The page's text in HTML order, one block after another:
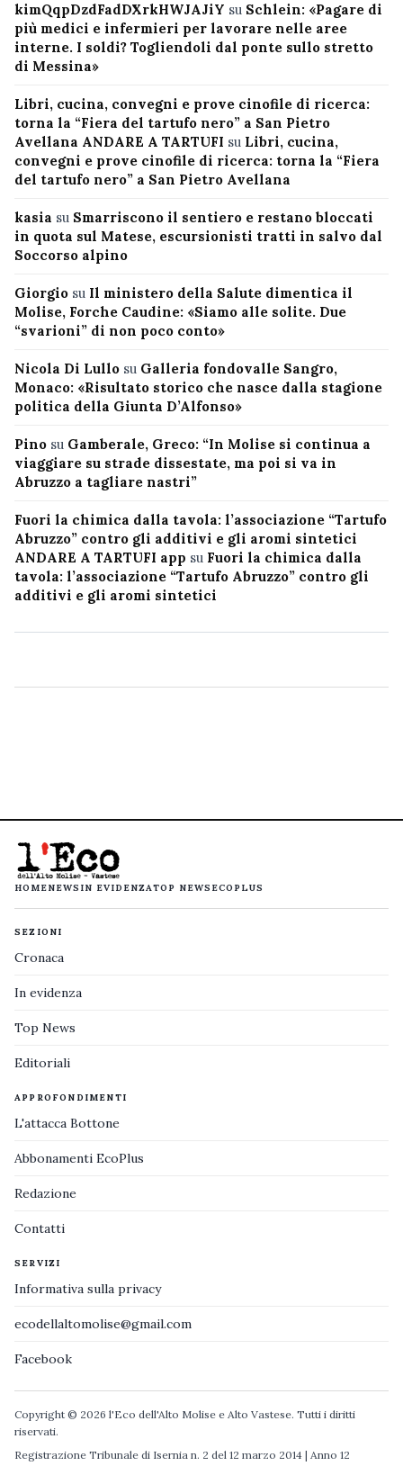
kimQqpDzdFadDXrkHWJAJiY su Schlein: «Pagare di
più medici e infermieri per lavorare nelle aree
interne. I soldi? Togliendoli dal ponte sullo stretto
di Messina»
Libri, cucina, convegni e prove cinofile di ricerca:
torna la “Fiera del tartufo nero” a San Pietro
Avellana ANDARE A TARTUFI su Libri, cucina,
convegni e prove cinofile di ricerca: torna la “Fiera
del tartufo nero” a San Pietro Avellana
kasia su Smarriscono il sentiero e restano bloccati
in quota sul Matese, escursionisti tratti in salvo dal
Soccorso alpino
Giorgio su Il ministero della Salute dimentica il
Molise, Forche Caudine: «Siamo alle solite. Due
“svarioni” di non poco conto»
Nicola Di Lullo su Galleria fondovalle Sangro,
Monaco: «Risultato storico che nasce dalla stagione
politica della Giunta D’Alfonso»
Pino su Gamberale, Greco: “In Molise si continua a
viaggiare su strade dissestate, ma poi si va in
Abruzzo a tagliare nastri”
Fuori la chimica dalla tavola: l’associazione “Tartufo
Abruzzo” contro gli additivi e gli aromi sintetici
ANDARE A TARTUFI app su Fuori la chimica dalla
tavola: l’associazione “Tartufo Abruzzo” contro gli
additivi e gli aromi sintetici
HOMENEWS IN EVIDENZATOP NEWS ECOPLUS
SEZIONI
Cronaca
In evidenza
Top News
Editoriali
APPROFONDIMENTI
L'attacca Bottone
Abbonamenti EcoPlus
Redazione
Contatti
SERVIZI
Informativa sulla privacy
ecodellaltomolise@gmail.com
Facebook
Copyright © 2026 l'Eco dell'Alto Molise e Alto Vastese. Tutti i diritti
riservati.
Registrazione Tribunale di Isernia n. 2 del 12 marzo 2014 | Anno 12